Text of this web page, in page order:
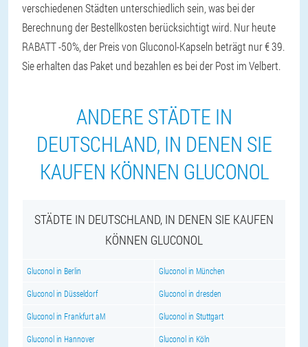
verschiedenen Städten unterschiedlich sein, was bei der
Berechnung der Bestellkosten berücksichtigt wird. Nur heute
RABATT -50%, der Preis von Gluconol-Kapseln beträgt nur € 39.
Sie erhalten das Paket und bezahlen es bei der Post im Velbert.
ANDERE STÄDTE IN
DEUTSCHLAND, IN DENEN SIE
KAUFEN KÖNNEN GLUCONOL
STÄDTE IN DEUTSCHLAND, IN DENEN SIE KAUFEN
KÖNNEN GLUCONOL
Gluconol in Berlin Gluconol in München
Gluconol in Düsseldorf Gluconol in dresden
Gluconol in Frankfurt aM Gluconol in Stuttgart
Gluconol in Hannover Gluconol in Köln